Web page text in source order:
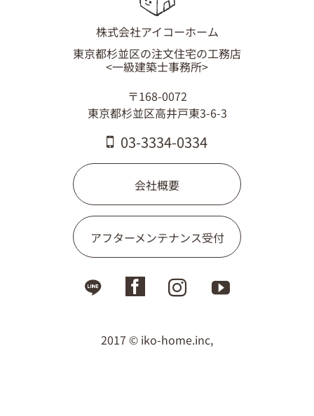
03-3334-0334
株式会社アイコーホーム
東京都杉並区の注文住宅の工務店
<一級建築士事務所>
〒168-0072
東京都杉並区高井戸東3-6-3
03-3334-0334
会社概要
アフターメンテナンス受付
2017 © iko-home.inc,